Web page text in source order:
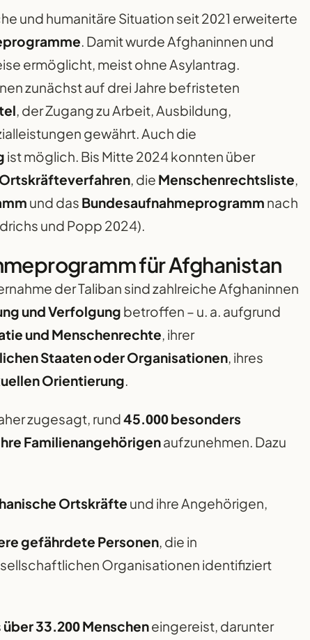
und humanitäre Situation seit 2021 erweiterte
. Damit wurde Afghaninnen und
ermöglicht, meist ohne Asylantrag.
zunächst auf drei Jahre befristeten
, der Zugang zu Arbeit, Ausbildung,
gewährt. Auch die
ist möglich. Bis Mitte 2024 konnten über
Ortskräfteverfahren, die Menschenrechtsliste,
und das Bundesaufnahmeprogramm nach
und Popp 2024).
für Afghanistan
der Taliban sind zahlreiche Afghaninnen
und Verfolgung betroffen – u. a. aufgrund
und Menschenrechte, ihrer
Staaten oder Organisationen, ihres
Orientierung.
zugesagt, rund45.000 besonders
Familienangehörigenaufzunehmen. Dazu
Ortskräfte und ihre Angehörigen,
gefährdete Personen, die in
Organisationen identifiziert
über 33.200 Menscheneingereist, darunter